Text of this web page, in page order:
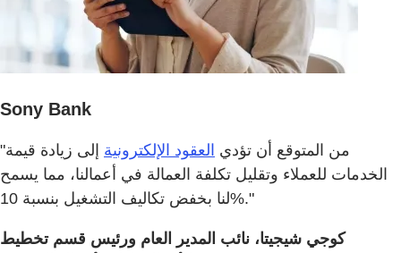
Sony Bank
"من المتوقع أن تؤدي العقود الإلكترونية إلى زيادة قيمة
الخدمات للعملاء وتقليل تكلفة العمالة في أعمالنا، مما يسمح
لنا بخفض تكاليف التشغيل بنسبة 10%."
كوجي شيجيتا، نائب المدير العام ورئيس قسم تخطيط